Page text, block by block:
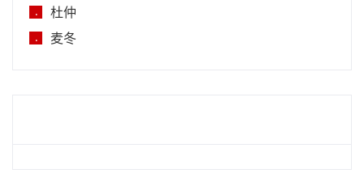
. 杜仲
. 麦冬